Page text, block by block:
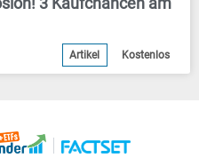
Artikel Kostenlos